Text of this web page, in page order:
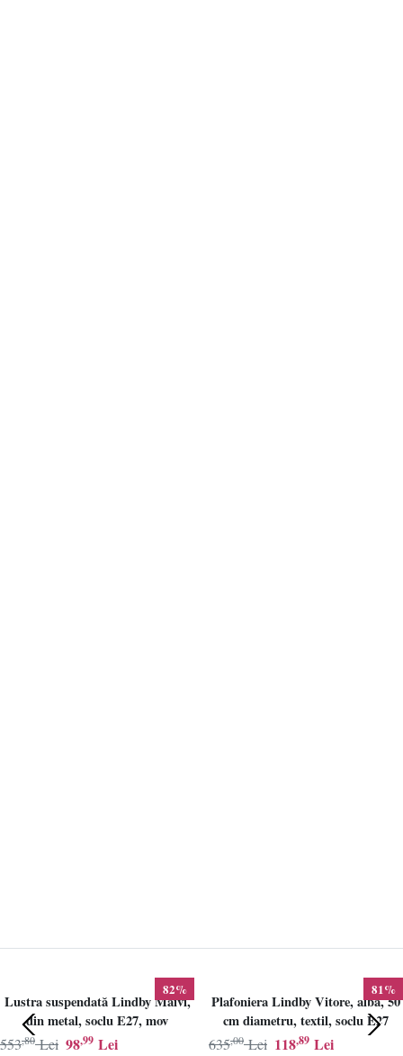
82%
Lustra suspendată Lindby Maivi,
din metal, soclu E27, mov
98,99 Lei
553,80 Lei
81%
Plafoniera Lindby Vitore, alba, 50
cm diametru, textil, soclu E27
118,89 Lei
635,00 Lei